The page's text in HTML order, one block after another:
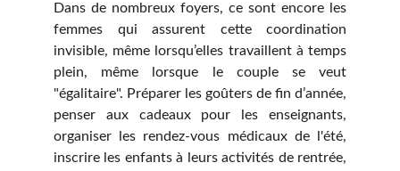
Dans de nombreux foyers, ce sont encore les
femmes qui assurent cette coordination
invisible, même lorsqu’elles travaillent à temps
plein, même lorsque le couple se veut
"égalitaire". Préparer les goûters de fin d’année,
penser aux cadeaux pour les enseignants,
organiser les rendez-vous médicaux de l'été,
inscrire les enfants à leurs activités de rentrée,